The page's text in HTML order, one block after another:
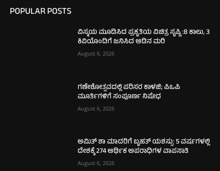
POPULAR POSTS
ವಿಸ್ಮಯ ಮೂಡಿಸಿದ ಪ್ರಕೃತಿಯ ವಿಚಿತ್ರ ಸೃಷ್ಟಿ :8 ಕಾಲು, 3
ಕಿವಿಯೊಂದಿಗೆ ಜನಿಸಿದ ಆಡಿನ ಮರಿ
August 6, 2026
ಗಣೇಶೋತ್ಸವದಲ್ಲಿ ಪರಿಸರ ಕಾಳಜಿ; ಪಿಒಪಿ
ಮೂರ್ತಿಗಳಿಗೆ ಸಂಪೂರ್ಣ ನಿಷೇಧ
August 6, 2026
ಅಮಿತ್ ಶಾ ಮಾದರಿಗೆ ಬೃಹತ್ ಯಶಸ್ಸು: 5 ವರ್ಷಗಳಲ್ಲಿ
ದೇಶಕ್ಕೆ 274 ಆರ್ಥಿಕ ಅಪರಾಧಿಗಳ ವಾಪಸಾತಿ
August 6, 2026